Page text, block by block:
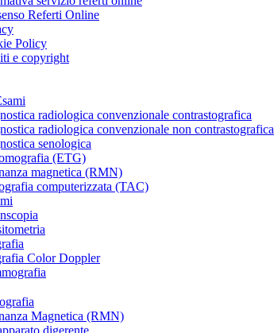
Referti Online
Policy
e copyright
radiologica convenzionale contrastografica
radiologica convenzionale non contrastografica
senologica
(ETG)
magnetica (RMN)
computerizzata (TAC)
Color Doppler
Magnetica (RMN)
digerente